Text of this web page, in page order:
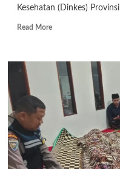
Kesehatan (Dinkes)
Read MoreRead
PRISMA
apresiasi
respons
cepat
Dinkes
Kalbar
salurkan
masker
di
wilayah